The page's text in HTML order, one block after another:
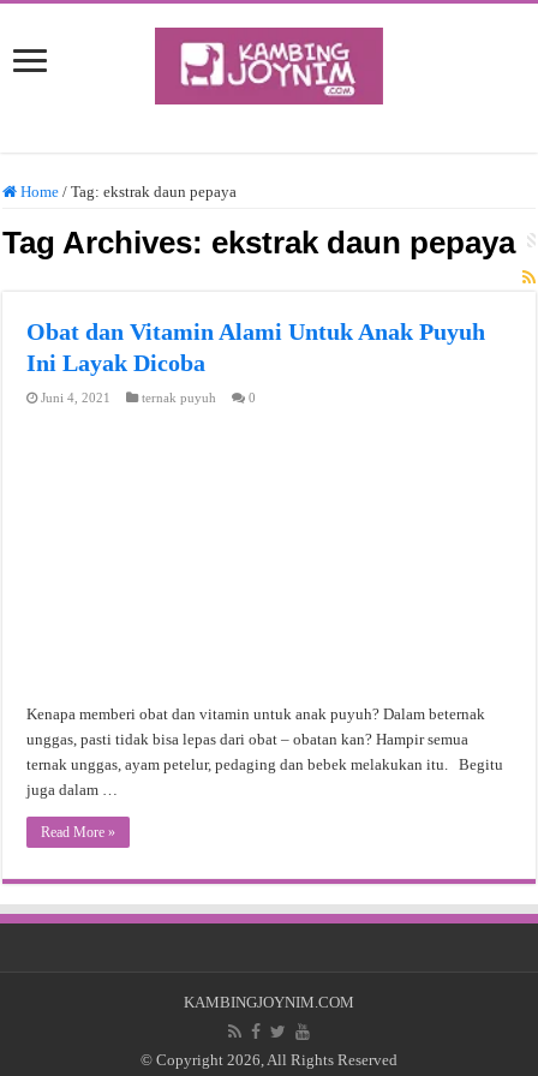
Home / Tag:ekstrak daun pepaya
Tag Archives: ekstrak daun pepaya
Obat dan Vitamin Alami Untuk Anak Puyuh
Ini Layak Dicoba
Juni 4, 2021 ternak puyuh 0
Kenapa memberi obat dan vitamin untuk anak puyuh? Dalam beternak
unggas, pasti tidak bisa lepas dari obat – obatan kan? Hampir semua
ternak unggas, ayam petelur, pedaging dan bebek melakukan itu. Begitu
juga dalam …
Read More »
KAMBINGJOYNIM.COM
© Copyright 2026, All Rights Reserved